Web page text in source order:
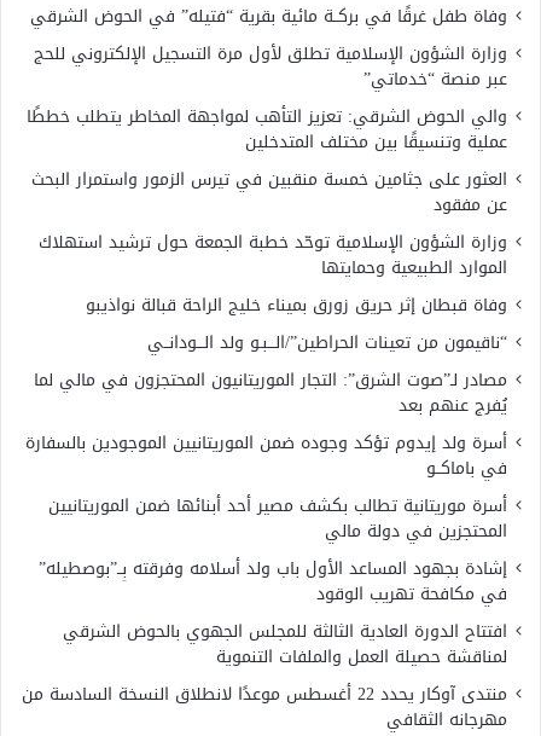
وفاة طفل غرقًا في بركــة مائية بقرية “فتيله” في الحوض الشرقي
وزارة الشؤون الإسلامية تطلق لأول مرة التسجيل الإلكتروني للحج
عبر منصة “خدماتي”
والي الحوض الشرقي: تعزيز التأهب لمواجهة المخاطر يتطلب خططًا
عملية وتنسيقًا بين مختلف المتدخلين
العثور على جثامين خمسة منقبين في تيرس الزمور واستمرار البحث
عن مفقود
وزارة الشؤون الإسلامية توحّد خطبة الجمعة حول ترشيد استهلاك
الموارد الطبيعية وحمايتها
وفاة قبطان إثر حريق زورق بميناء خليج الراحة قبالة نواذيبو
“ناقيمون من تعينات الحراطين”/الـــبـو ولد الـــودانــي
مصادر لـ”صوت الشرق”: التجار الموريتانيون المحتجزون في مالي لما
يُفرج عنهم بعد
أسرة ولد إيدوم تؤكد وجوده ضمن الموريتانيين الموجودين بالسفارة
في باماكــو
أسرة موريتانية تطالب بكشف مصير أحد أبنائها ضمن الموريتانيين
المحتجزين في دولة مالي
إشادة بجهود المساعد الأول باب ولد أسلامه وفرقته بِــ”بوصطيله”
في مكافحة تهريب الوقود
افتتاح الدورة العادية الثالثة للمجلس الجهوي بالحوض الشرقي
لمناقشة حصيلة العمل والملفات التنموية
منتدى آوكار يحدد 22 أغسطس موعدًا لانطلاق النسخة السادسة من
مهرجانه الثقافي